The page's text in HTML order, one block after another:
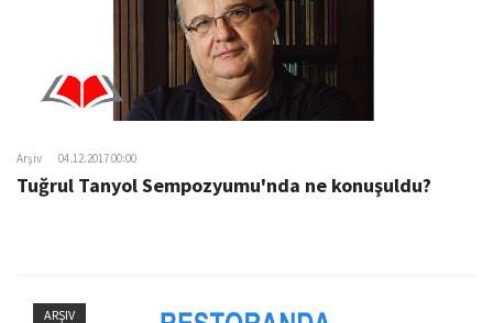
Arşiv 04.12.2017 00:00
Tuğrul Tanyol Sempozyumu'nda ne konuşuldu?
ARŞIV